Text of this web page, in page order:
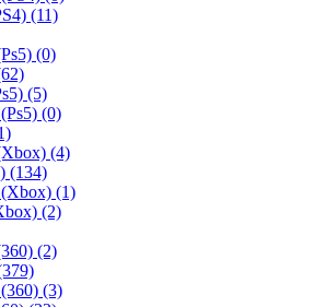
(11)
(0)
(5)
(0)
(4)
(134)
(Xbox) (1)
(2)
(2)
(3)